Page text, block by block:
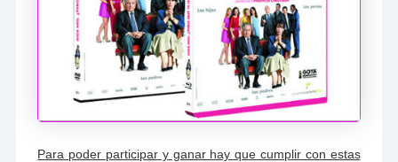
Para poder participar y ganar hay que cumplir con estas